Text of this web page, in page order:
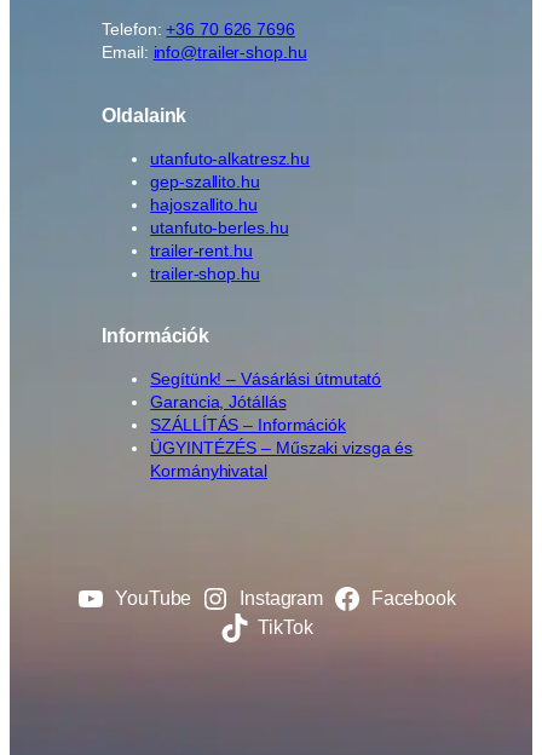
Telefon:+36 70 626 7696
Email: info@trailer-shop.hu
Oldalaink
utanfuto-alkatresz.hu
gep-szallito.hu
hajoszallito.hu
utanfuto-berles.hu
trailer-rent.hu
trailer-shop.hu
Információk
Segítünk! – Vásárlási útmutató
Garancia, Jótállás
SZÁLLÍTÁS – Információk
ÜGYINTÉZÉS – Műszaki vizsga és
Kormányhivatal
YouTube Instagram
Facebook
TikTok